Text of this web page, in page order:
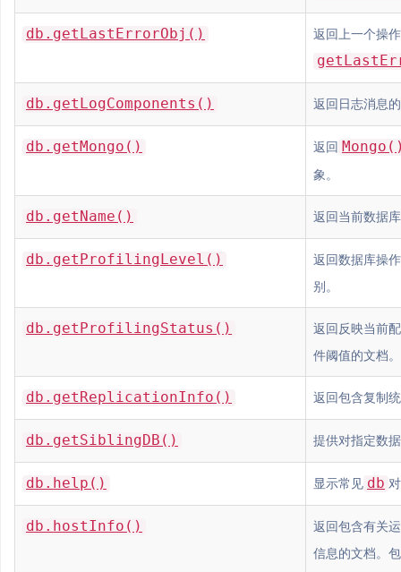
db.getLastErrorObj() 返回上一个操
db.getLogComponents() 返回日志消息
db.getMongo() 返回
象。
db.getName() 返回当前数据
db.getProfilingLevel()
返回数据库操
别。
db.getProfilingStatus()
返回反映当前
件阈值的文档。
db.getReplicationInfo() 返回包含复制
db.getSiblingDB() 提供对指定数
db.help() 显示常见 db
db.hostInfo()
返回包含有关
信息的文档。